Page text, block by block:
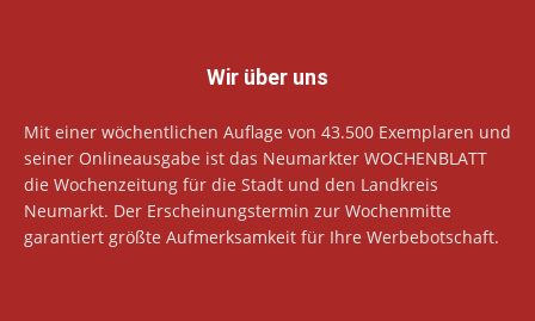
Wir über uns
Mit einer wöchentlichen Auflage von 43.500 Exemplaren und
seiner Onlineausgabe ist das Neumarkter WOCHENBLATT
die Wochenzeitung für die Stadt und den Landkreis
Neumarkt. Der Erscheinungstermin zur Wochenmitte
garantiert größte Aufmerksamkeit für Ihre Werbebotschaft.